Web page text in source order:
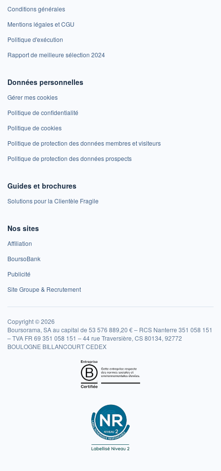
Conditions générales
Mentions légales et CGU
Politique d'exécution
Rapport de meilleure sélection 2024
Données personnelles
Gérer mes cookies
Politique de confidentialité
Politique de cookies
Politique de protection des données membres et visiteurs
Politique de protection des données prospects
Guides et brochures
Solutions pour la Clientèle Fragile
Nos sites
Affiliation
BoursoBank
Publicité
Site Groupe & Recrutement
Copyright © 2026
Boursorama, SA au capital de 53 576 889,20 € – RCS Nanterre 351 058 151
– TVA FR 69 351 058 151 – 44 rue Traversière, CS 80134, 92772
BOULOGNE BILLANCOURT CEDEX